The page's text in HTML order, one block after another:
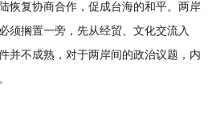
恢复协商合作，促成台海的和平。两岸
须搁置一旁，先从经贸、文化交流入
并不成熟，对于两岸间的政治议题，内